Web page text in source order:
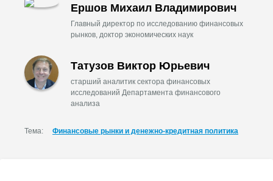
Ершов Михаил Владимирович
Главный директор по исследованию финансовых
рынков, доктор экономических наук
Татузов Виктор Юрьевич
старший аналитик сектора финансовых
исследований Департамента финансового
анализа
Тема: Финансовые рынки и денежно-кредитная политика